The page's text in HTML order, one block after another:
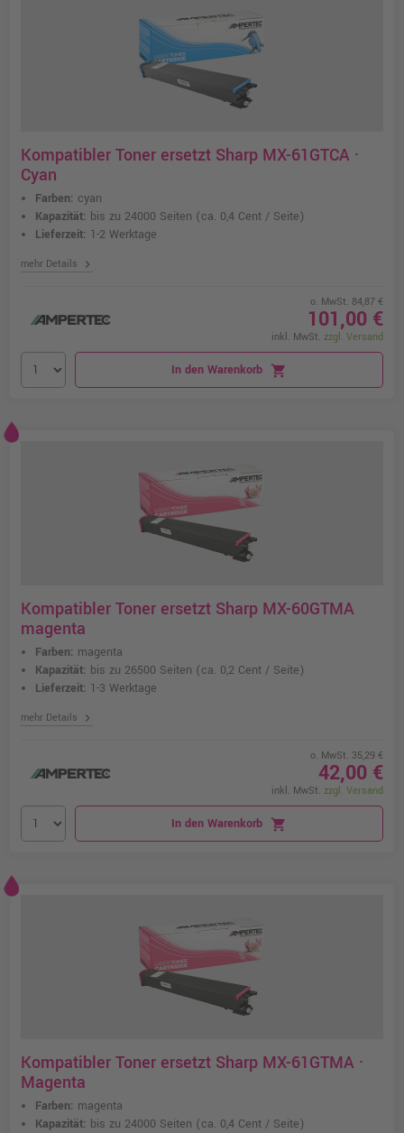
Kompatibler Toner ersetzt Sharp MX-61GTCA ·
Cyan
Farben: cyan
Kapazität: bis zu 24000 Seiten (ca. 0,4 Cent / Seite)
Lieferzeit: 1-2 Werktage
mehr Details chevron_right
o. MwSt. 84,87 €
101,00 €
inkl. MwSt. zzgl. Versand
In den Warenkorb shopping_cart
Kompatibler Toner ersetzt Sharp MX-60GTMA
magenta
Farben: magenta
Kapazität: bis zu 26500 Seiten (ca. 0,2 Cent / Seite)
Lieferzeit: 1-3 Werktage
mehr Details chevron_right
o. MwSt. 35,29 €
42,00 €
inkl. MwSt. zzgl. Versand
In den Warenkorb shopping_cart
Kompatibler Toner ersetzt Sharp MX-61GTMA ·
Magenta
Farben: magenta
Kapazität: bis zu 24000 Seiten (ca. 0,4 Cent / Seite)